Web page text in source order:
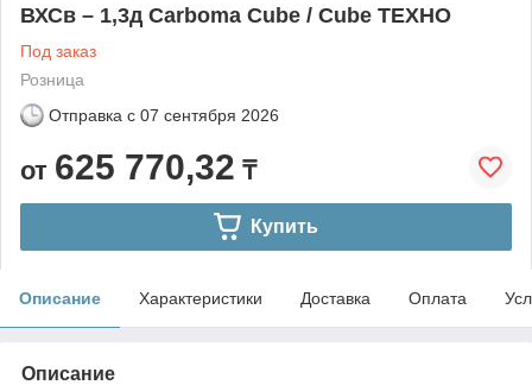
ВХСв – 1,3д Carboma Cube / Cube ТЕХНО
Под заказ
Розница
Отправка с 07 сентября 2026
от 625 770,32 ₸
Купить
Описание Характеристики Доставка Оплата
Описание